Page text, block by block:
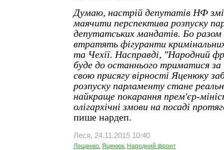
Думаю, настрій депутатів НФ
маячити перспектива розпуску
депутатських мандатів. Бо
втратять фігуранти
та Чехії. Насправді, "Народний
буде до останнього триматися
свою присягу вірності Яценюку
розпуску парламенту стане
найкраще покарання прем'єр-
олігархічні змови на посаді
пише нардеп.
Леся, 24.11.2015 10:40
Лещенко, Яценюк, Народний фронт